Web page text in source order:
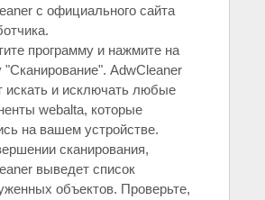
с официального сайта
программу и нажмите на
"Сканирование". AdwCleaner
искать и исключать любые
webalta, которые
на вашем устройстве.
сканирования,
выведет список
объектов. Проверьте,